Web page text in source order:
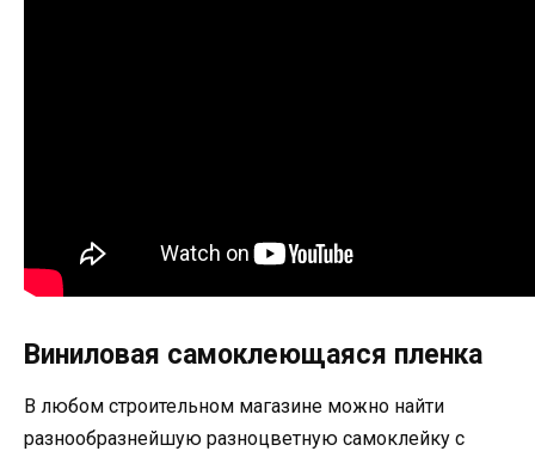
Виниловая самоклеющаяся пленка
В любом строительном магазине можно найти
разнообразнейшую разноцветную самоклейку с